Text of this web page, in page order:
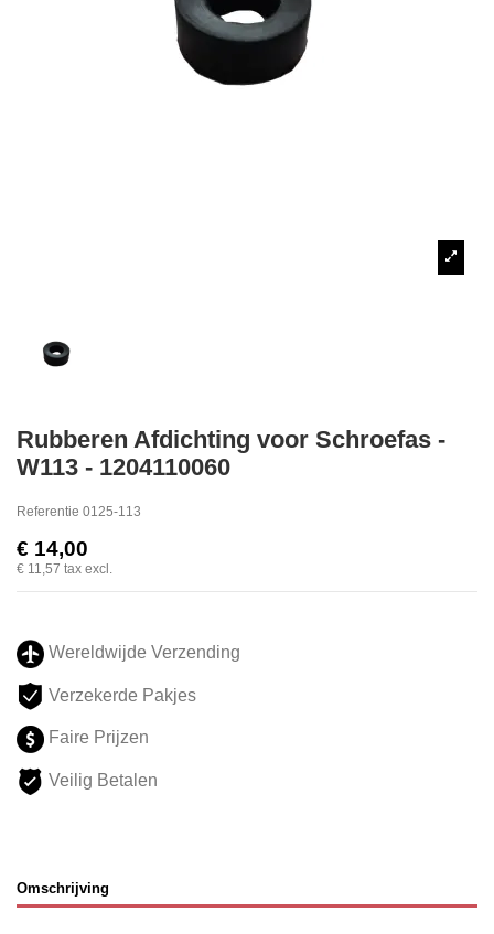
Rubberen Afdichting voor Schroefas -
W113 - 1204110060
Referentie 0125-113
€ 14,00
€ 11,57 tax excl.
Wereldwijde Verzending
Verzekerde Pakjes
Faire Prijzen
Veilig Betalen
Omschrijving